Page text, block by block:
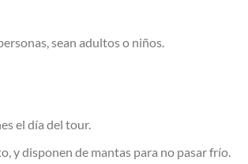
sean adultos o niños.
el día del tour.
y disponen de mantas para no pasar frío.